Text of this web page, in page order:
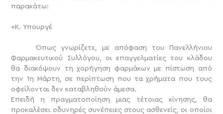
παρακάτω:
«Κ. Υπουργέ
Όπως γνωρίζετε, με απόφαση του Πανελλήνιου
Φαρμακευτικού Συλλόγου, οι επαγγελματίες του κλάδου
θα διακόψουν τη χορήγηση φαρμάκων με πίστωση από
την 1η Μάρτη, σε περίπτωση που τα χρήματα που τους
οφείλονται δεν καταβληθούν άμεσα.
Επειδή η πραγματοποίηση μιας τέτοιας κίνησης, θα
προκαλέσει οδυνηρές συνέπειες στους ασθενείς, οι οποίοι